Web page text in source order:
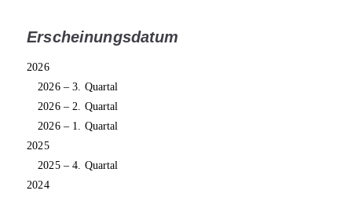
Erscheinungsdatum
2026
2026 – 3. Quartal
2026 – 2. Quartal
2026 – 1. Quartal
2025
2025 – 4. Quartal
2024